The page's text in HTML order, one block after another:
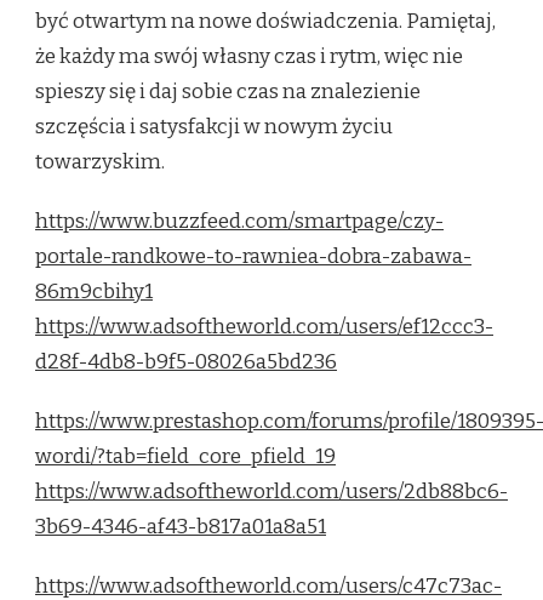
być otwartym na nowe doświadczenia. Pamiętaj,
że każdy ma swój własny czas i rytm, więc nie
spieszy się i daj sobie czas na znalezienie
szczęścia i satysfakcji w nowym życiu
towarzyskim.
https://www.buzzfeed.com/smartpage/czy-
portale-randkowe-to-rawniea-dobra-zabawa-
86m9cbihy1
https://www.adsoftheworld.com/users/ef12ccc3-
d28f-4db8-b9f5-08026a5bd236
https://www.prestashop.com/forums/profile/1809395-
wordi/?tab=field_core_pfield_19
https://www.adsoftheworld.com/users/2db88bc6-
3b69-4346-af43-b817a01a8a51
https://www.adsoftheworld.com/users/c47c73ac-